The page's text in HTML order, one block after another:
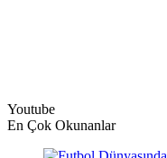
Youtube
En Çok Okunanlar